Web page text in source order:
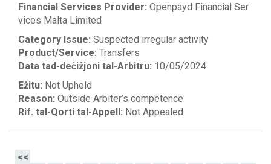
Financial Services Provider: Openpayd Financial Ser
vices Malta Limited
Category Issue: Suspected irregular activity
Product/Service: Transfers
Data tad-deċiżjoni tal-Arbitru: 10/05/2024
Eżitu: Not Upheld
Reason: Outside Arbiter’s competence
Rif. tal-Qorti tal-Appell: Not Appealed
<<